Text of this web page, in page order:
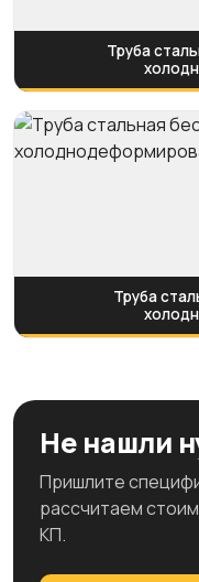
Труба
Труба
Не нашли
Пришлите
рассчитаем
КП.